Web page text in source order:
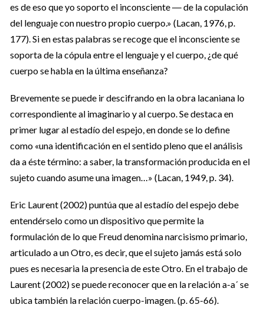
es de eso que yo soporto el inconsciente ― de la copulación
del lenguaje con nuestro propio cuerpo.» (Lacan, 1976, p.
177). Si en estas palabras se recoge que el inconsciente se
soporta de la cópula entre el lenguaje y el cuerpo, ¿de qué
cuerpo se habla en la última enseñanza?
Brevemente se puede ir descifrando en la obra lacaniana lo
correspondiente al imaginario y al cuerpo. Se destaca en
primer lugar al estadío del espejo, en donde se lo define
como «una identificación en el sentido pleno que el análisis
da a éste término: a saber, la transformación producida en el
sujeto cuando asume una imagen…» (Lacan, 1949, p. 34).
Eric Laurent (2002) puntúa que al estadío del espejo debe
entendérselo como un dispositivo que permite la
formulación de lo que Freud denomina narcisismo primario,
articulado a un Otro, es decir, que el sujeto jamás está solo
pues es necesaria la presencia de este Otro. En el trabajo de
Laurent (2002) se puede reconocer que en la relación a-a´ se
ubica también la relación cuerpo-imagen. (p. 65-66).